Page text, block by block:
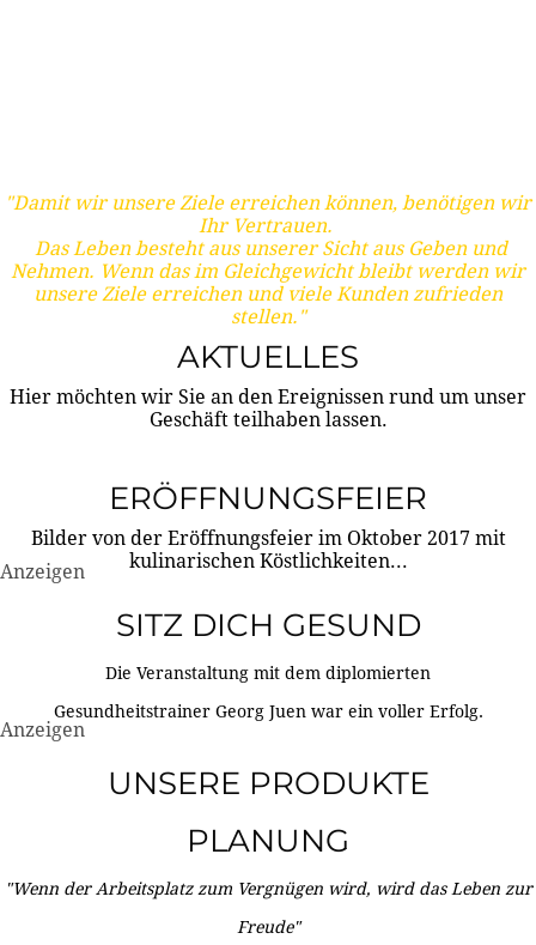
"Damit wir unsere Ziele erreichen können, benötigen wir
Ihr Vertrauen.
Das Leben besteht aus unserer Sicht aus Geben und
Nehmen. Wenn das im Gleichgewicht bleibt werden wir
unsere Ziele erreichen und viele Kunden zufrieden
stellen."
AKTUELLES
Hier möchten wir Sie an den Ereignissen rund um unser
Geschäft teilhaben lassen.
ERÖFFNUNGSFEIER
Bilder von der Eröffnungsfeier im Oktober 2017 mit
kulinarischen Köstlichkeiten...
Anzeigen
SITZ DICH GESUND
Die Veranstaltung mit dem diplomierten
Gesundheitstrainer Georg Juen war ein voller Erfolg.
Anzeigen
UNSERE PRODUKTE
PLANUNG
"Wenn der Arbeitsplatz zum Vergnügen wird, wird das Leben zur
Freude"